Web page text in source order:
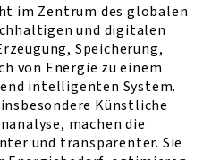
im Zentrum des globalen
und digitalen
Speicherung,
von Energie zu einem
intelligenten System.
Künstliche
machen die
und transparenter. Sie